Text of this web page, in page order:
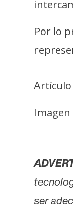
d
Por lo
Imagen
ser